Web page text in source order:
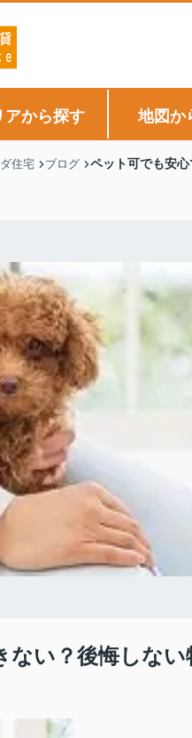
アから探す 地図か
住宅 ブログ ペット可でも安
ない？後悔しない